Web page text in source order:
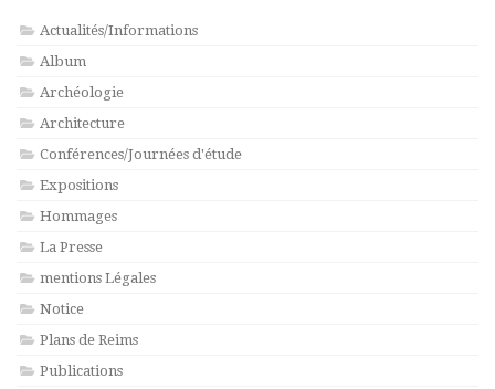
Actualités/Informations
Album
Archéologie
Architecture
Conférences/Journées d'étude
Expositions
Hommages
La Presse
mentions Légales
Notice
Plans de Reims
Publications